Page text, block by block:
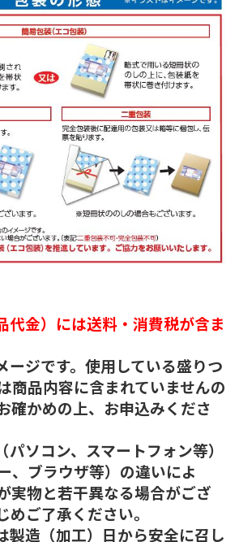
代金）には送料・消費税が含ま
ージです。使用している盛りつ
商品内容に含まれていませんの
確かめの上、お申込みくださ
ソコン、スマートフォン等）
、ブラウザ等）の違いによ
実物と若干異なる場合がござ
めご了承ください。
製造（加工）日から安全に召し